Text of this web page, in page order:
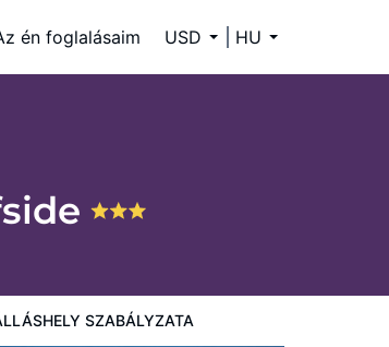
én foglalásaim USD HU
SZABÁLYZATA